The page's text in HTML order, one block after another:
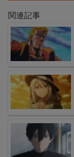
関連記事